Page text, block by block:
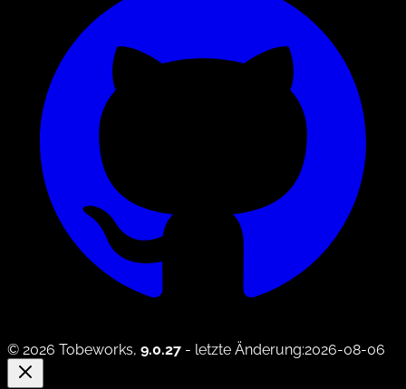
© 2026 Tobeworks, 9.0.27 - letzte Änderung:2026-08-06